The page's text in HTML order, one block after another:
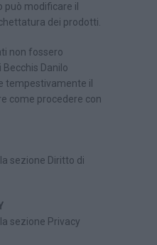
può modificare il
dei prodotti.
non fossero
Becchis Danilo
tempestivamente il
come procedere con
sezione Diritto di
sezione Privacy